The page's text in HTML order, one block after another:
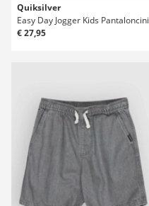
Quiksilver
Easy Day Jogger Kids Pantaloncini
€ 27,95